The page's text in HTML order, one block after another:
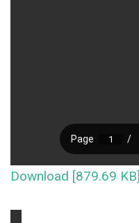
Download [879.69 KB]